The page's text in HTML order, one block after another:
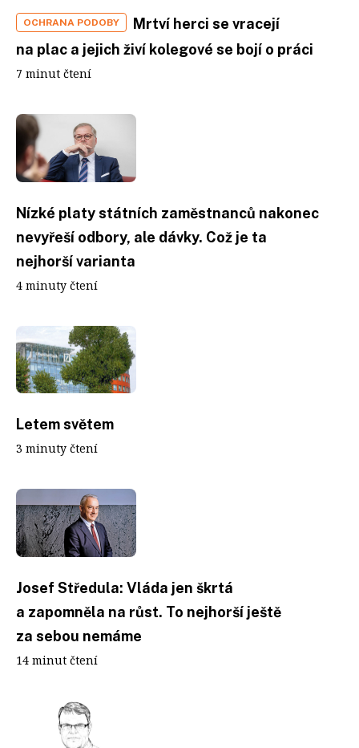
OCHRANA PODOBY
Mrtví herci se vracejí
na plac a jejich živí kolegové se bojí o práci
7 minut čtení
Nízké platy státních zaměstnanců nakonec
nevyřeší odbory, ale dávky. Což je ta
nejhorší varianta
4 minuty čtení
Letem světem
3 minuty čtení
Josef Středula: Vláda jen škrtá
a zapomněla na růst. To nejhorší ještě
za sebou nemáme
14 minut čtení